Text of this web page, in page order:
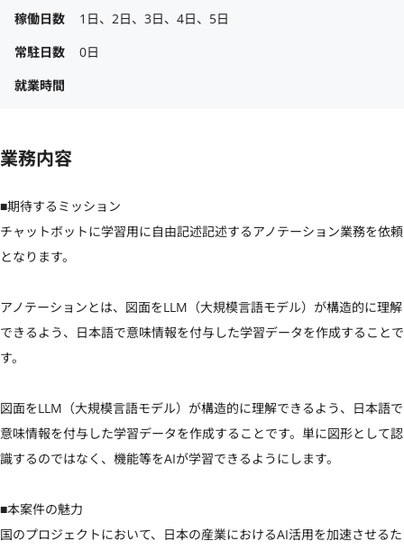
稼働日数
1日、2日、3日、4日、5日
常駐日数
0日
就業時間
業務内容
■期待するミッション
チャットボットに学習用に自由記述記述するアノテーション業務を依頼
となります。
アノテーションとは、図面をLLM（大規模言語モデル）が構造的に理解
できるよう、日本語で意味情報を付与した学習データを作成することで
す。
図面をLLM（大規模言語モデル）が構造的に理解できるよう、日本語で
意味情報を付与した学習データを作成することです。単に図形として認
識するのではなく、機能等をAIが学習できるようにします。
■本案件の魅力
国のプロジェクトにおいて、日本の産業におけるAI活用を加速させるた